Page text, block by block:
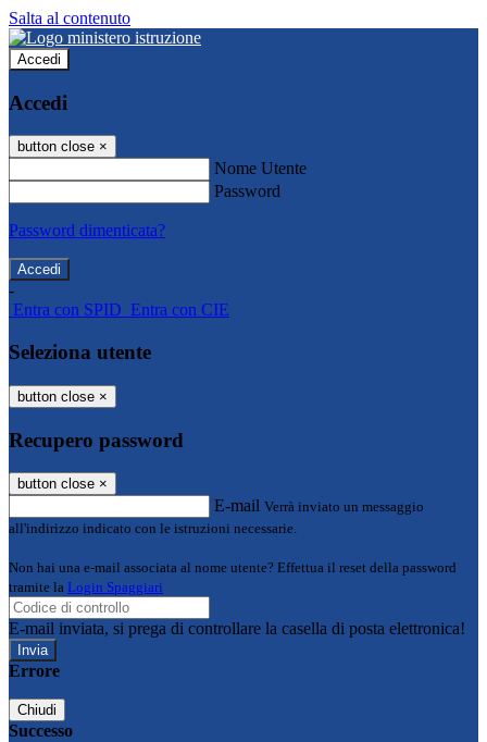
Salta al contenuto
Accedi
Accedi
button close ×
Nome Utente
Password
Password dimenticata?
-
Entra con SPID Entra con CIE
Seleziona utente
button close ×
Recupero password
button close ×
E-mail Verrà inviato un messaggio
all'indirizzo indicato con le istruzioni necessarie.
Non hai una e-mail associata al nome utente? Effettua il reset della password
tramite la Login Spaggiari
E-mail inviata, si prega di controllare la casella di posta elettronica!
Errore
Chiudi
Successo